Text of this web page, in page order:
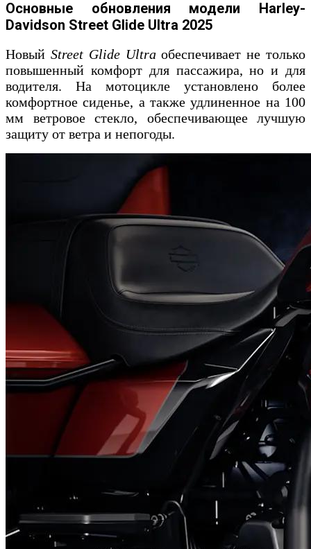
Основные обновления модели Harley-
Davidson Street Glide Ultra 2025
Новый Street Glide Ultraобеспечивает не только
повышенный комфорт для пассажира, но и для
водителя. На мотоцикле установлено более
комфортное сиденье, а также удлиненное на 100
мм ветровое стекло, обеспечивающее лучшую
защиту от ветра и непогоды.